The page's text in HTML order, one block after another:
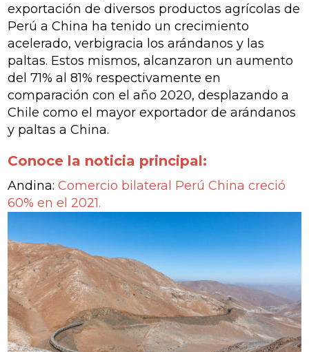
exportación de diversos productos agrícolas de
Perú a China ha tenido un crecimiento
acelerado, verbigracia los arándanos y las
paltas. Estos mismos, alcanzaron un aumento
del 71% al 81% respectivamente en
comparación con el año 2020, desplazando a
Chile como el mayor exportador de arándanos
y paltas a China.
Conoce la noticia principal:
Andina:Comercio bilateral Perú China creció
60% en el 2021.